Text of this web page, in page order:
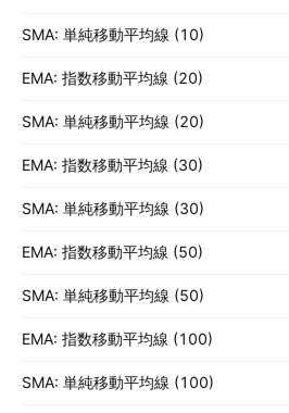
SMA: 単純移動平均線 (10)
EMA: 指数移動平均線 (20)
SMA: 単純移動平均線 (20)
EMA: 指数移動平均線 (30)
SMA: 単純移動平均線 (30)
EMA: 指数移動平均線 (50)
SMA: 単純移動平均線 (50)
EMA: 指数移動平均線 (100)
SMA: 単純移動平均線 (100)